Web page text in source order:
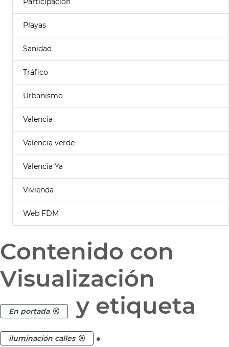
Playas
Sanidad
Tráfico
Urbanismo
Valencia
Valencia verde
Valencia Ya
Vivienda
Web FDM
Contenido con
Visualización
En portada y etiqueta
iluminación calles .